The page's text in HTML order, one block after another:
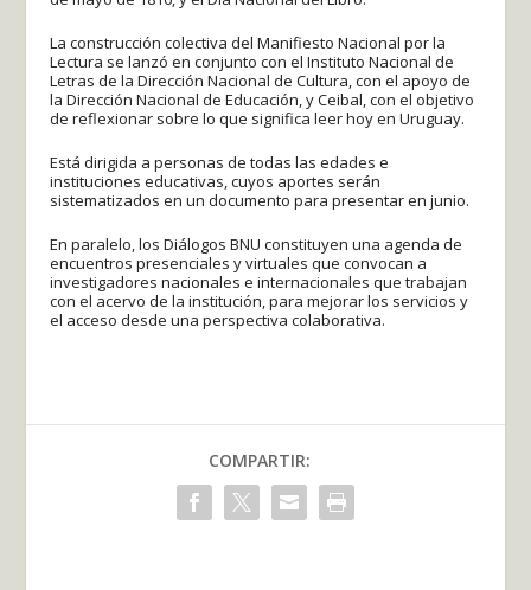
La construcción colectiva del Manifiesto Nacional por la
Lectura se lanzó en conjunto con el Instituto Nacional de
Letras de la Dirección Nacional de Cultura, con el apoyo de
la Dirección Nacional de Educación, y Ceibal, con el objetivo
de reflexionar sobre lo que significa leer hoy en Uruguay.
Está dirigida a personas de todas las edades e
instituciones educativas, cuyos aportes serán
sistematizados en un documento para presentar en junio.
En paralelo, los Diálogos BNU constituyen una agenda de
encuentros presenciales y virtuales que convocan a
investigadores nacionales e internacionales que trabajan
con el acervo de la institución, para mejorar los servicios y
el acceso desde una perspectiva colaborativa.
COMPARTIR: